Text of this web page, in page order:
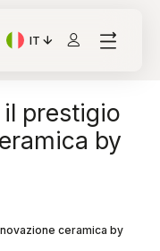
IT
Lingua corrente:
prestigio
by
ceramica by